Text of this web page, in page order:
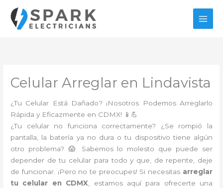
contenido
Celular Arreglar en Lindavista
¿Tu Celular Está Dañado? ¡Nosotros Podemos Arreglarlo
Rápida y Eficazmente en CDMX! 📱💪
¿Tu celular no funciona correctamente? ¿Se rompió la
pantalla, la batería ya no dura o tu dispositivo tiene algún
otro problema? 😱 Sabemos lo molesto que puede ser
depender de tu celular para todo y que, de repente, deje
de funcionar. ¡Pero no te preocupes! Si necesitas arreglar
tu celular en CDMX, estamos aquí para ofrecerte una